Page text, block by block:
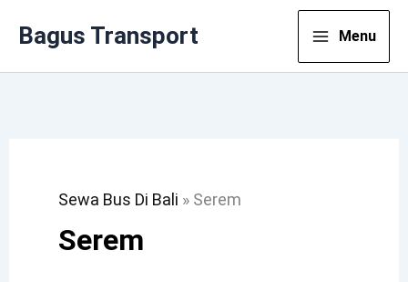
Bagus Transport Menu
Sewa Bus Di Bali » Serem
Serem